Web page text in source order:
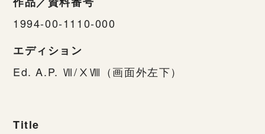
1994-00-1110-000
エディション
Ed. A.P. Ⅶ/ⅩⅧ（画面外左下）
Title